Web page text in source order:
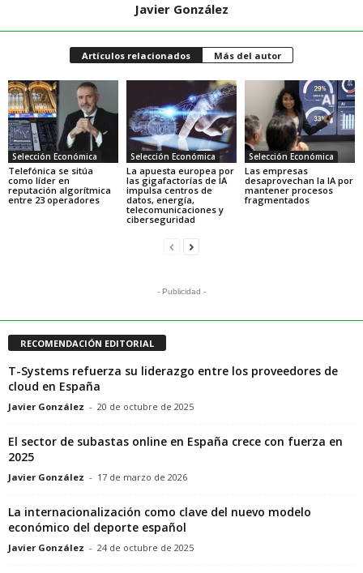
Javier González
Artículos relacionados Más del autor
Selección Económica
Telefónica se sitúa
como líder en
reputación algorítmica
entre 23 operadores
Selección Económica
La apuesta europea por
las gigafactorías de IA
impulsa centros de
datos, energía,
telecomunicaciones y
ciberseguridad
Selección Económica
Las empresas
desaprovechan la IA por
mantener procesos
fragmentados
- Publicidad -
RECOMENDACIÓN EDITORIAL
T-Systems refuerza su liderazgo entre los proveedores de
cloud en España
Javier González - 20 de octubre de 2025
El sector de subastas online en España crece con fuerza en
2025
Javier González - 17 de marzo de 2026
La internacionalización como clave del nuevo modelo
económico del deporte español
Javier González - 24 de octubre de 2025